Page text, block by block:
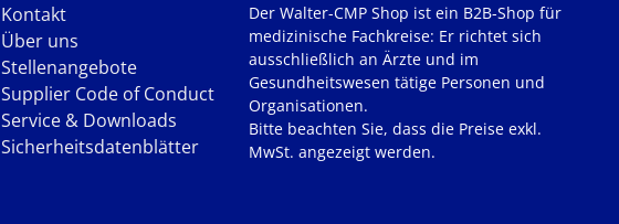
Kontakt
Über uns
Stellenangebote
Supplier Code of Conduct
Service & Downloads
Sicherheitsdatenblätter
Der Walter-CMP Shop ist ein B2B-Shop für
medizinische Fachkreise: Er richtet sich
ausschließlich an Ärzte und im
Gesundheitswesen tätige Personen und
Organisationen.
Bitte beachten Sie, dass die Preise exkl.
MwSt. angezeigt werden.